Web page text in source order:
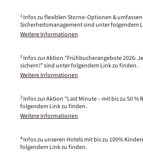
1 Infos zu flexiblen Storno-Optionen &
Sicherheitsmanagement sind unter folgendem
Weitere Informationen
2 Infos zur Aktion "Frühbucherangebote 2026:
sichern!" sind unter folgendem Link zu finden.
Weitere Informationen
3 Infos zur Aktion "Last Minute – mit bis zu 50 %
folgendem Link zu finden.
Weitere Informationen
4 Infos zu unseren Hotels mit bis zu 100%
folgendem Link zu finden.